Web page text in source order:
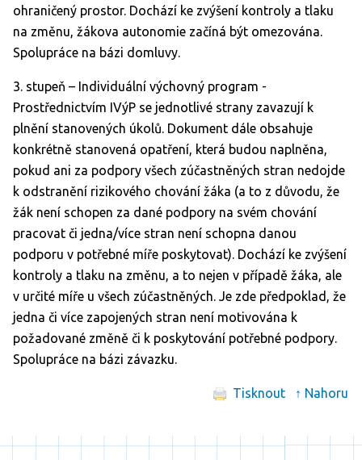
ohraničený prostor. Dochází ke zvýšení kontroly a tlaku
na změnu, žákova autonomie začíná být omezována.
Spolupráce na bázi domluvy.
3. stupeň – Individuální výchovný program -
Prostřednictvím IVýP se jednotlivé strany zavazují k
plnění stanovených úkolů. Dokument dále obsahuje
konkrétně stanovená opatření, která budou naplněna,
pokud ani za podpory všech zúčastněných stran nedojde
k odstranění rizikového chování žáka (a to z důvodu, že
žák není schopen za dané podpory na svém chování
pracovat či jedna/více stran není schopna danou
podporu v potřebné míře poskytovat). Dochází ke zvýšení
kontroly a tlaku na změnu, a to nejen v případě žáka, ale
v určité míře u všech zúčastněných. Je zde předpoklad, že
jedna či více zapojených stran není motivována k
požadované změně či k poskytování potřebné podpory.
Spolupráce na bázi závazku.
Tisknout ↑ Nahoru